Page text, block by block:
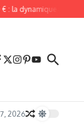
dynamique reste intacte
2026